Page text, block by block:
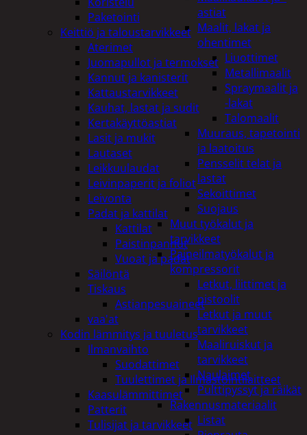
astiat
Maalit, lakat ja
ohentimet
Liuottimet
Metallimaalit
Spraymaalit ja
-lakat
Talomaalit
Muuraus, tapetointi
ja laatoitus
Pensselit telat ja
lastat
Sekoittimet
Suojaus
Muut työkalut ja
tarvikkeet
Paineilmatyökalut ja
kompressorit
Letkut, liittimet ja
pistoolit
Letkut ja muut
tarvikkeet
Maaliruiskut ja
tarvikkeet
Naulaimet
Pulttipyssyt ja räikät
Rakennusmateriaalit
Listat
Paketointi
Keittiö ja taloustarvikkeet
Aterimet
Juomapullot ja termokset
Kannut ja kanisterit
Kattaustarvikkeet
Kauhat, lastat ja sudit
Kertakäyttöastiat
Lasit ja mukit
Lautaset
Leikkuulaudat
Leivinpaperit ja foliot
Leivonta
Padat ja kattilat
Kattilat
Paistinpannut
Vuoat ja padat
Säilöntä
Tiskaus
Astianpesuaineet
vaa'at
Kodin lämmitys ja tuuletus
Ilmanvaihto
Suodattimet
Tuulettimet ja Ilmastointilaitteet
Kaasulämmittimet
Patterit
Tulisijat ja tarvikkeet